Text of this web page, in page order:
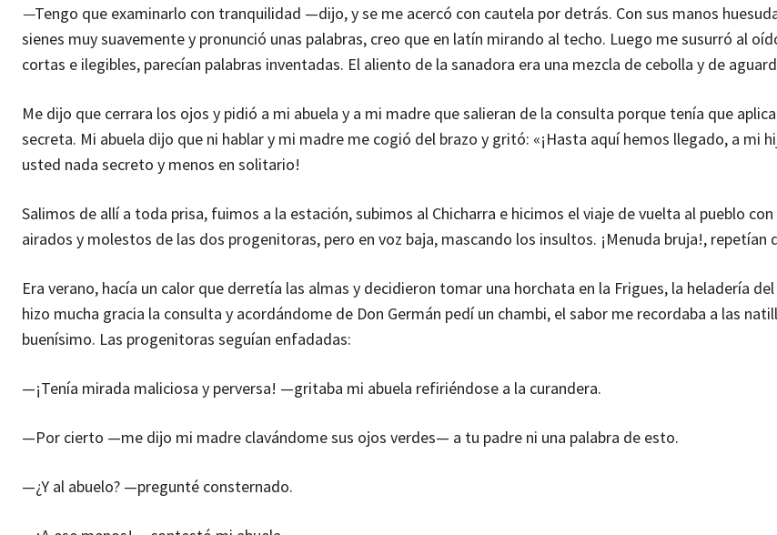
—Tengo que examinarlo con tranquilidad —dijo, y se me acercó con cautela por detrás. Con sus manos
sienes muy suavemente y pronunció unas palabras, creo que en latín mirando al techo. Luego me susurró al
cortas e ilegibles, parecían palabras inventadas. El aliento de la sanadora era una mezcla de cebolla y de
Me dijo que cerrara los ojos y pidió a mi abuela y a mi madre que salieran de la consulta porque tenía que
secreta. Mi abuela dijo que ni hablar y mi madre me cogió del brazo y gritó: «¡Hasta aquí hemos llegado, a mi
usted nada secreto y menos en solitario!
Salimos de allí a toda prisa, fuimos a la estación, subimos al Chicharra e hicimos el viaje de vuelta al pueblo
airados y molestos de las dos progenitoras, pero en voz baja, mascando los insultos. ¡Menuda bruja!, repetían
Era verano, hacía un calor que derretía las almas y decidieron tomar una horchata en la Frigues, la heladería
hizo mucha gracia la consulta y acordándome de Don Germán pedí un chambi, el sabor me recordaba a las
buenísimo. Las progenitoras seguían enfadadas:
—¡Tenía mirada maliciosa y perversa! —gritaba mi abuela refiriéndose a la curandera.
—Por cierto —me dijo mi madre clavándome sus ojos verdes— a tu padre ni una palabra de esto.
—¿Y al abuelo? —pregunté consternado.